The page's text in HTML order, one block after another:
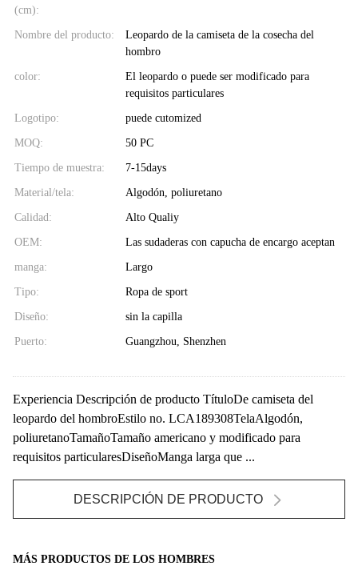
(cm):
Nombre del producto:
Leopardo de la camiseta de la cosecha del
hombro
color:
El leopardo o puede ser modificado para
requisitos particulares
Logotipo: puede cutomized
MOQ: 50 PC
Tiempo de muestra: 7-15days
Material/tela: Algodón, poliuretano
Calidad: Alto Qualiy
OEM: Las sudaderas con capucha de encargo aceptan
manga: Largo
Tipo: Ropa de sport
Diseño: sin la capilla
Puerto: Guangzhou, Shenzhen
Experiencia Descripción de producto TítuloDe camiseta del
leopardo del hombroEstilo no. LCA189308TelaAlgodón,
poliuretanoTamañoTamaño americano y modificado para
requisitos particularesDiseñoManga larga que ...
DESCRIPCIÓN DE PRODUCTO
MÁS PRODUCTOS DE LOS HOMBRES